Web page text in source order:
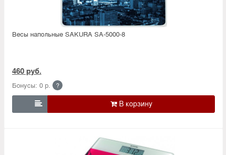
Весы напольные SAKURA SA-5000-8
460 руб.
Бонусы: 0 р. ?
